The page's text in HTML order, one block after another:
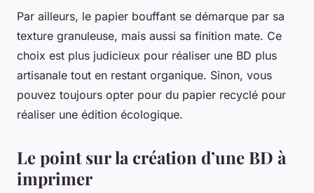
Par ailleurs, le papier bouffant se démarque par sa
texture granuleuse, mais aussi sa finition mate. Ce
choix est plus judicieux pour réaliser une BD plus
artisanale tout en restant organique. Sinon, vous
pouvez toujours opter pour du papier recyclé pour
réaliser une édition écologique.
Le point sur la création d’une BD à
imprimer